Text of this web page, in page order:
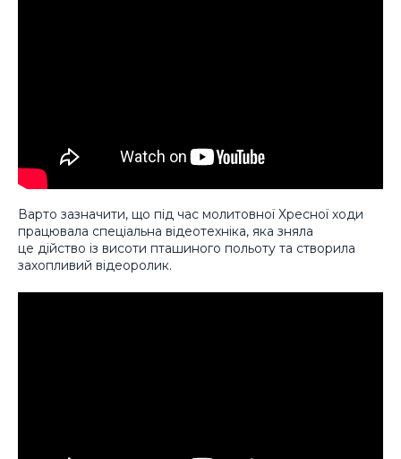
Варто зазначити, що під час молитовної Хресної ходи
працювала спеціальна відеотехніка, яка зняла
це дійство із висоти пташиного польоту та створила
захопливий відеоролик.